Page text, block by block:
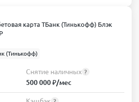
карта ТБанк (Тинькофф) Блэк
(Тинькофф)
Снятие наличных ?
500 000 ₽/мес